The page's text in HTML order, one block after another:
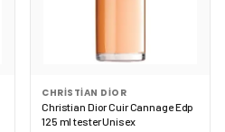
CHRISTIAN DIOR
Christian Dior Cuir Cannage Edp
125 ml tester Unisex